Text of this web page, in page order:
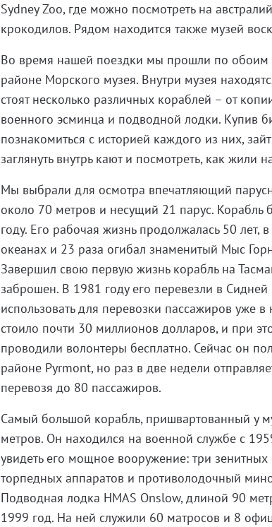
Sydney Zoo, где можно посмотреть на
крокодилов. Рядом находится также музей
Во время нашей поездки мы прошли по обоим
районе Морского музея. Внутри музея
стоят несколько различных кораблей – от
военного эсминца и подводной лодки. Купив
познакомиться с историей каждого из них,
заглянуть внутрь кают и посмотреть, как жили
Мы выбрали для осмотра впечатляющий
около 70 метров и несущий 21 парус.
году. Его рабочая жизнь продолжалась 50 лет,
океанах и 23 раза огибал знаменитый Мыс
Завершил свою первую жизнь корабль на
заброшен. В 1981 году его перевезли в Сидней
использовать для перевозки пассажиров уже
стоило почти 30 миллионов долларов, и при
проводили волонтеры бесплатно. Сейчас он
районе Pyrmont, но раз в две недели
перевозя до 80 пассажиров.
Самый большой корабль, пришвартованный у
метров. Он находился на военной службе с
увидеть его мощное вооружение: три
торпедных аппаратов и противолодочный
Подводная лодка HMAS Onslow, длиной 90
1999 год. На ней служили 60 матросов и 8